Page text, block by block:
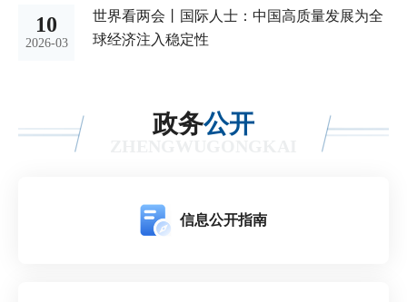
10
2026-03
世界看两会丨国际人士：中国高质量发展为全
球经济注入稳定性
政务公开
信息公开指南